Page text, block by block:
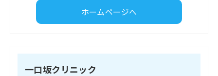
ホームページへ
一口坂クリニック